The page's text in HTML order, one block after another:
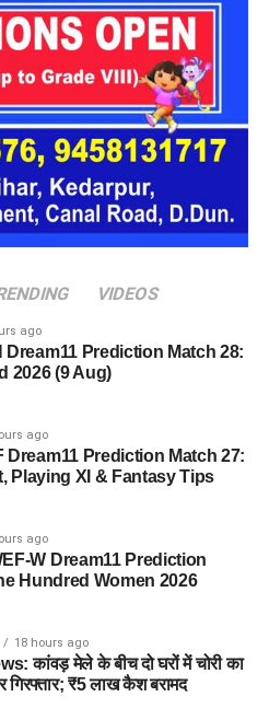
छोटे घर विकसित किए जाएंगे। यहां
जाएगा। योजना के मुताबिक, एक
और एक किशोरी को शामिल किया
की तरह साथ रहने का अवसर मिलेगा।
भी होंगी, ताकि वहां रहने वाली
में ज्यादा स्वतंत्रता और जिम्मेदारी
में कुल 16 घर विकसित किए
की व्यवस्था होगी।
कॉम्प्लेक्स जैसा
कि यहां रहने वाली महिलाओं
किसी जेल या बंद संस्थान में रह रहे
VIDEOS
ago
Dream11 Prediction Match 28:
2026 (9 Aug)
ago
Dream11 Prediction Match 27:
Playing XI & Fantasy Tips
ago
W Dream11 Prediction
Hundred Women 2026
18 hours ago
कांवड़ मेले के बीच दो घरों में चोरी का
गिरफ्तार; ₹5 लाख कैश बरामद